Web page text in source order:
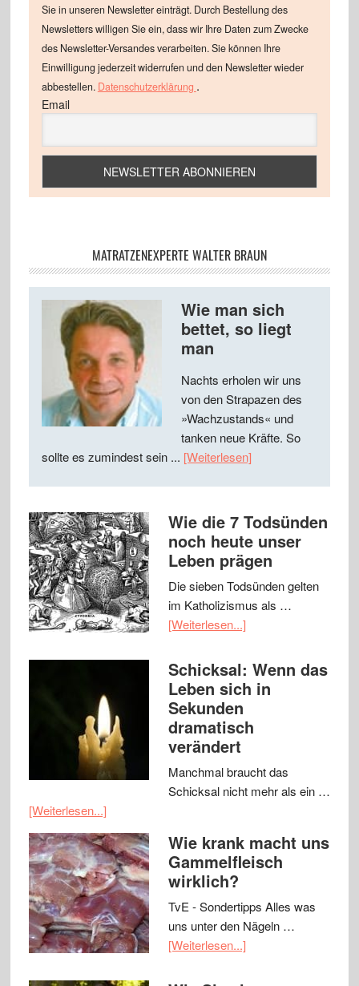
Sie in unseren Newsletter einträgt. Durch Bestellung des
Newsletters willigen Sie ein, dass wir Ihre Daten zum Zwecke
des Newsletter-Versandes verarbeiten. Sie können Ihre
Einwilligung jederzeit widerrufen und den Newsletter wieder
abbestellen. Datenschutzerklärung .
Email
MATRATZENEXPERTE WALTER BRAUN
Wie man sich
bettet, so liegt
man
Nachts erholen wir uns
von den Strapazen des
»Wachzustands« und
tanken neue Kräfte. So
sollte es zumindest sein ... [Weiterlesen]
Wie die 7 Todsünden
noch heute unser
Leben prägen
Die sieben Todsünden gelten
im Katholizismus als …
[Weiterlesen...]
Schicksal: Wenn das
Leben sich in
Sekunden
dramatisch
verändert
Manchmal braucht das
Schicksal nicht mehr als ein …
[Weiterlesen...]
Wie krank macht uns
Gammelfleisch
wirklich?
TvE - Sondertipps Alles was
uns unter den Nägeln …
[Weiterlesen...]